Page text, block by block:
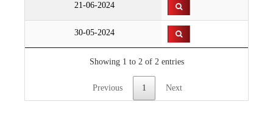
21-06-2024
30-05-2024
Showing 1 to 2 of 2 entries
Previous 1 Next